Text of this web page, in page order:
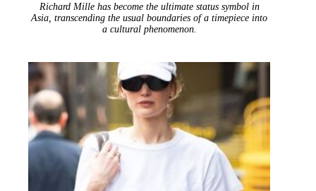
Richard Mille has become the ultimate status symbol in
Asia, transcending the usual boundaries of a timepiece into
a cultural phenomenon.